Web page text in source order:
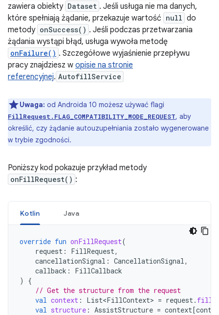
zawiera obiekty Dataset . Jeśli usługa nie ma danych,
które spełniają żądanie, przekazuje wartość null do
metody onSuccess() . Jeśli podczas przetwarzania
żądania wystąpi błąd, usługa wywoła metodę
onFailure() . Szczegółowe wyjaśnienie przepływu
pracy znajdziesz w opisie na stronie
referencyjnej. AutofillService
Uwaga: od Androida 10 możesz używać flagi
FillRequest.FLAG_COMPATIBILITY_MODE_REQUEST, aby
określić, czy żądanie autouzupełniania zostało wygenerowane
w trybie zgodności.
Poniższy kod pokazuje przykład metody
onFillRequest() :
Kotlin Java
override fun onFillRequest(
request : FillRequest,
cancellationSignal : CancellationSignal,
callback :
FillCallback
)
{
// Get the structure from the request
val context : List<FillContext> = request.
val structure : AssistStructure = context[